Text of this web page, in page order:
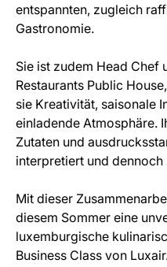
entspannten, zugleich
Gastronomie.
Sie ist zudem Head Chef
Restaurants Public
sie Kreativität, saisonale
einladende Atmosphäre.
Zutaten und
interpretiert und
Mit dieser
diesem Sommer eine
luxemburgische
Business Class von